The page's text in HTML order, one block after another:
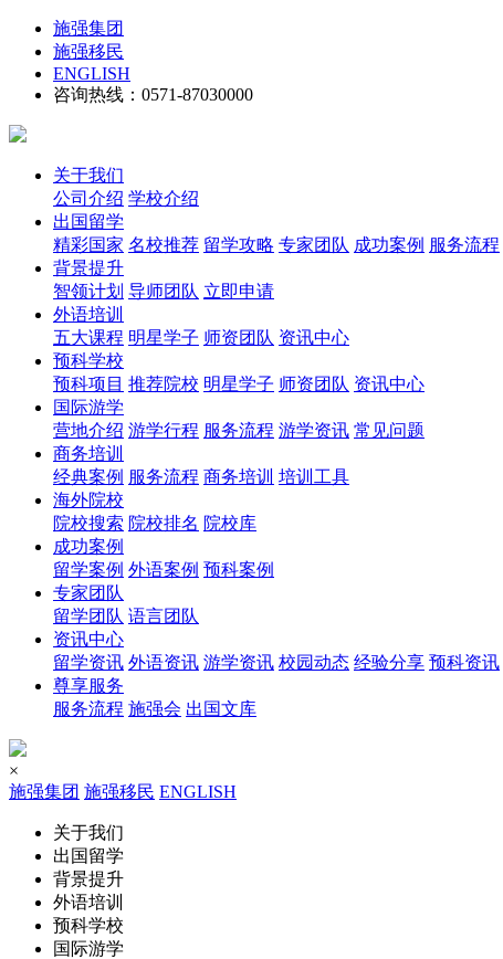
施强集团
施强移民
ENGLISH
咨询热线：0571-87030000
关于我们
公司介绍 学校介绍
出国留学
精彩国家 名校推荐 留学攻略 专家团队 成功案例 服务流程
背景提升
智领计划 导师团队 立即申请
外语培训
五大课程 明星学子 师资团队 资讯中心
预科学校
预科项目 推荐院校 明星学子 师资团队 资讯中心
国际游学
营地介绍 游学行程 服务流程 游学资讯 常见问题
商务培训
经典案例 服务流程 商务培训 培训工具
海外院校
院校搜索 院校排名 院校库
成功案例
留学案例 外语案例 预科案例
专家团队
留学团队 语言团队
资讯中心
留学资讯 外语资讯 游学资讯 校园动态 经验分享 预科资讯
尊享服务
服务流程 施强会 出国文库
×
施强集团 施强移民 ENGLISH
关于我们
出国留学
背景提升
外语培训
预科学校
国际游学